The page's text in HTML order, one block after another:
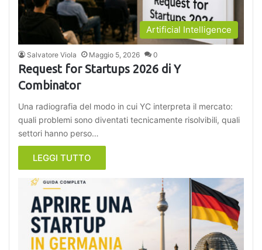
Artificial Intelligence
Salvatore Viola Maggio 5, 2026 0
Request for Startups 2026 di Y
Combinator
Una radiografia del modo in cui YC interpreta il mercato:
quali problemi sono diventati tecnicamente risolvibili, quali
settori hanno perso…
LEGGI TUTTO